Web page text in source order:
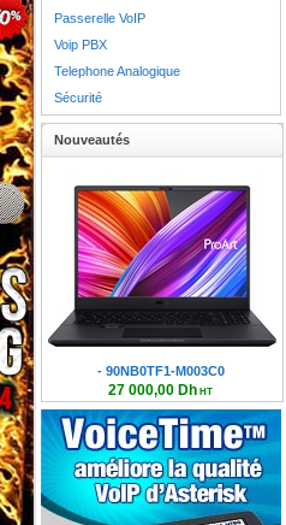
Passerelle VoIP
Voip PBX
Telephone Analogique
Sécurité
Nouveautés
- LNHL42U8080BL-B
10 250,00 Dh HT
12 300,00 Dh TTC